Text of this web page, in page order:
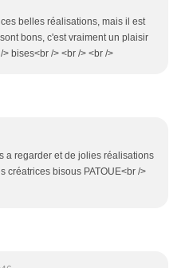
belles réalisations, mais il est
bons, c'est vraiment un plaisir
bises<br /> <br /> <br />
a regarder et de jolies réalisations
créatrices bisous PATOUE<br />